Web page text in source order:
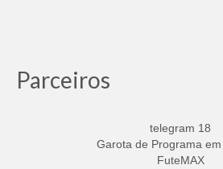
Parceiros
telegram 18
Garota de Programa
FuteMAX